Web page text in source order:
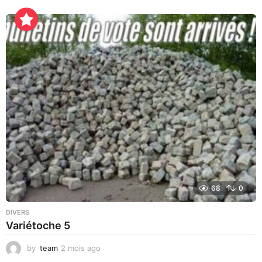
u
r
e
s
a
g
o
68 0
DIVERS
Variétoche 5
by team 2 mois ago